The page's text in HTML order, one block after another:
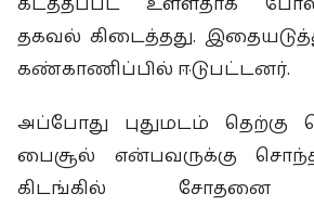
தகவல் கிடைத்தது.
கண்காணிப்பில் ஈடுபட்டனர்.
அப்போது புதுமடம் தெற்கு
பைசூல் என்பவருக்கு
கிடங்கில் சோதனை